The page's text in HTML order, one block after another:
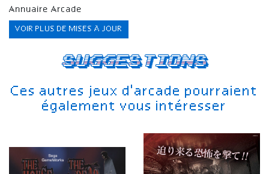
Suggestions
Ces autres jeux d'arcade pourraient
également vous intéresser
Annuaire Arcade
VOIR PLUS DE MISES À JOUR